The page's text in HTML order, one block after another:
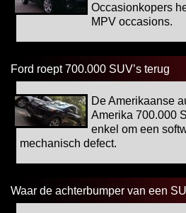
Occasionkopers
MPV occasions.
Ford roept 700.000 SUV’s terug
De Amerikaanse
Amerika 700.000
enkel om een
mechanisch defect.
Waar de achterbumper van een